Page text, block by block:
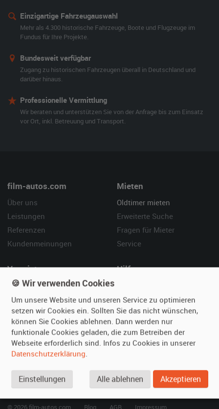
Einzigartige Fahrzeugauswahl
Mehr als 4.300 historische Fahrzeuge, Boote und Flugzeuge im
Fundus für Ihre Projekte.
Bundesweit verfügbar
Zugang zu historischen Fahrzeugen überall in Deutschland und
darüber hinaus.
Professionelle Vermittlung
Wir beraten und unterstützen Sie von der Anfrage bis zum Einsatz
vor Ort, inkl. Betreuung und Transport.
film-autos.com
Über uns
Leistungen
Referenzen
Kundenmeinungen
Mieten
Oldtimer mieten
Erweiterte Suche
Fragen für Mieter
Service
Vermieten
Oldtimer anmelden
Fotos senden
Fragen für Vermieter
Inserat verwalten
Hilfe
So funktioniert's
Kontakt
SPECIAL
unsere Top 10 ...
© 2026 film-autos.com Blog AGB Impressum
🍪 Wir verwenden Cookies
Um unsere Website und unseren Service zu optimieren
setzen wir Cookies ein. Sollten Sie das nicht wünschen,
können Sie Cookies ablehnen. Dann werden nur
funktionale Cookies geladen, die zum Betreiben der
Webseite erforderlich sind. Infos zu Cookies in unserer
Datenschutzerklärung.
Einstellungen Alle ablehnen Akzeptieren